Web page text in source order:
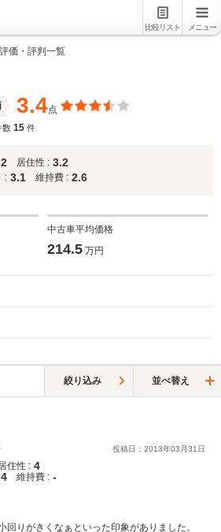
比較リスト メニュー
価・評判一覧
3.4点
数 15 件
居住性 : 3.2
: 3.1 維持費 : 2.6
中古車平均価格
214.5万円
絞り込み 並べ替え
投稿日： 2013年03 月31 日
居住性 : 4
4 維持費 : -
回りがきくなぁといった印象がありました。